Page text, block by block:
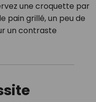
une croquette par
pain grillé, un peu de
un contraste